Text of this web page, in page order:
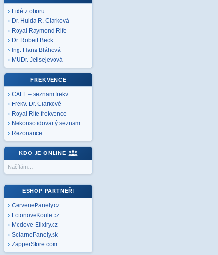
Lidé z oboru
Dr. Hulda R. Clarková
Royal Raymond Rife
Dr. Robert Beck
Ing. Hana Bláhová
MUDr. Jelisejevová
FREKVENCE
CAFL – seznam frekv.
Frekv. Dr. Clarkové
Royal Rife frekvence
Nekonsolidovaný seznam
Rezonance
KDO JE ONLINE
Načítám…
ESHOP PARTNEŘI
CervenePanely.cz
FotonoveKoule.cz
Medove-Elixiry.cz
SolarnePanely.sk
ZapperStore.com